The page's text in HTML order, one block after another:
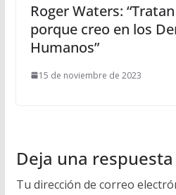
Roger Waters:
porque creo en los
Humanos”
15 de noviembre de 2023
Deja una respuesta
Tu dirección de correo